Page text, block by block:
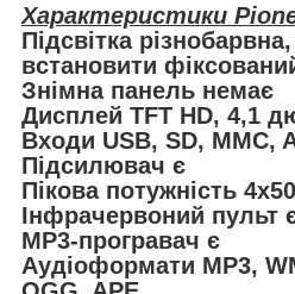
Характеристики
Підсвітка
встановити
Знімна панель немає
Дисплей TFT HD, 4,1
Входи USB, SD, MMC,
Підсилювач є
Пікова потужність
Інфрачервоний пульт
MP3-програвач є
Аудіоформати MP3,